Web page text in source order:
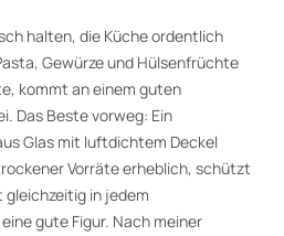
halten, die Küche ordentlich
Gewürze und Hülsenfrüchte
kommt an einem guten
Das Beste vorweg: Ein
Glas mit luftdichtem Deckel
Vorräte erheblich, schützt
in jedem
gute Figur. Nach meiner